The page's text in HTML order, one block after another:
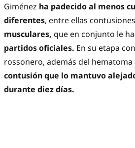
Giménez ha padecido al menos
diferentes, entre ellas
musculares, que en conjunto le
partidos oficiales. En su etapa
rossonero, además del
contusión que lo mantuvo
durante diez días.